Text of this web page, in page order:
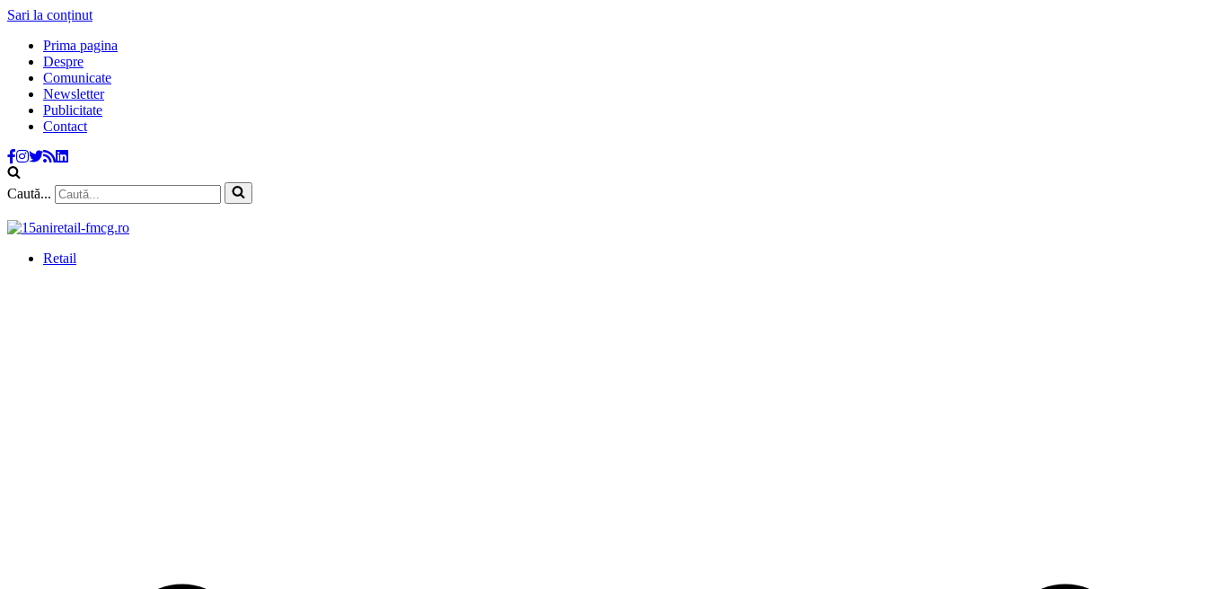
Sari la conținut
Prima pagina
Despre
Comunicate
Newsletter
Publicitate
Contact
Caută...
Retail